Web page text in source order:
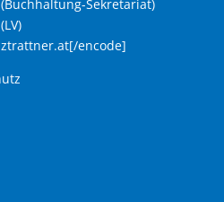
(Buchhaltung-Sekretariat)
encode]